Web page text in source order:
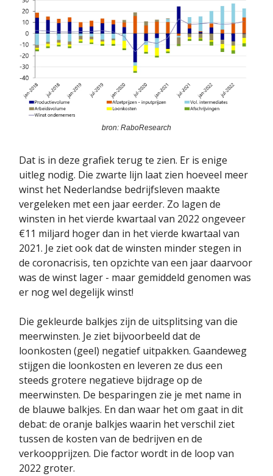
bron: RaboResearch
Dat is in deze grafiek terug te zien. Er is enige
uitleg nodig. Die zwarte lijn laat zien hoeveel meer
winst het Nederlandse bedrijfsleven maakte
vergeleken met een jaar eerder. Zo lagen de
winsten in het vierde kwartaal van 2022 ongeveer
€11 miljard hoger dan in het vierde kwartaal van
2021. Je ziet ook dat de winsten minder stegen in
de coronacrisis, ten opzichte van een jaar daarvoor
was de winst lager - maar gemiddeld genomen was
er nog wel degelijk winst!
Die gekleurde balkjes zijn de uitsplitsing van die
meerwinsten. Je ziet bijvoorbeeld dat de
loonkosten (geel) negatief uitpakken. Gaandeweg
stijgen die loonkosten en leveren ze dus een
steeds grotere negatieve bijdrage op de
meerwinsten. De besparingen zie je met name in
de blauwe balkjes. En dan waar het om gaat in dit
debat: de oranje balkjes waarin het verschil ziet
tussen de kosten van de bedrijven en de
verkoopprijzen. Die factor wordt in de loop van
2022 groter.